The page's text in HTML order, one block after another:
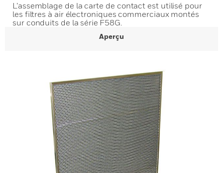
L’assemblage de la carte de contact est utilisé pour
les filtres à air électroniques commerciaux montés
sur conduits de la série F58G.
Aperçu